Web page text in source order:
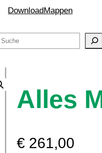
DownloadMappen
Suchen
Alles
€ 261,00